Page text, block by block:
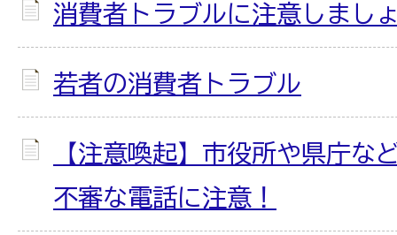
消費者トラブルに注意しまし
若者の消費者トラブル
【注意喚起】市役所や県庁な
不審な電話に注意！